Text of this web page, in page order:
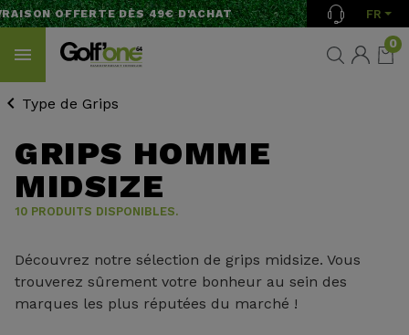
OFFERTE DÈS 49€ D'ACHAT FR
0
Type de Grips
GRIPS HOMME
MIDSIZE
10 PRODUITS DISPONIBLES.
Découvrez notre sélection de grips midsize. Vous
trouverez sûrement votre bonheur au sein des
marques les plus réputées du marché !